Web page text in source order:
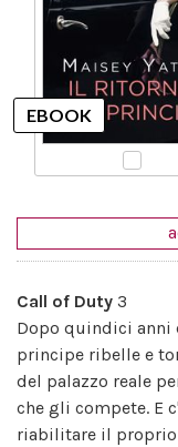
Call of Duty 3
Dopo quindici anni
principe ribelle e
del palazzo reale
che gli compete. E
riabilitare il proprio